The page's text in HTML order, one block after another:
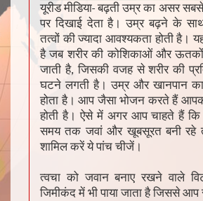
यूरीड मीडिया- बढ़ती उम्र का असर
पर दिखाई देता है। उम्र बढ़ने के
तत्वों की ज्यादा आवश्यकता होती है।
है जब शरीर की कोशिकाओं और ऊतकों
जाती है, जिसकी वजह से शरीर की
घटने लगती है। उम्र और खानपान
होता है। आप जैसा भोजन करते हैं
होती है। ऐसे में अगर आप चाहते हैं
समय तक जवां और खूबसूरत बनी रहे
शामिल करें ये पांच चीजें।
त्वचा को जवान बनाए रखने वाले
जिमीकंद में भी पाया जाता है जिससे आप